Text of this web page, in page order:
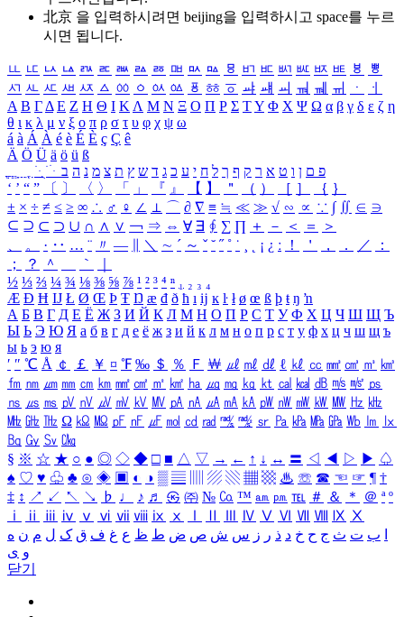
北京 을 입력하시려면 beijing을 입력하시고 space를 누르
시면 됩니다.
ㅥ ㅦ ㅧ ㅨ ㅩ ㅪ ㅫ ㅬ ㅭ ㅮ ㅯ ㅰ ㅱ ㅲ ㅳ ㅴ ㅵ ㅶ ㅷ ㅸ
ㅹ
ㅺ ㅻ ㅼ ㅽ ㅾ ㅿ ㆀ ㆁ ㆂ ㆃ ㆄ ㆅ ㆆ ㆇ ㆈ ㆉ ㆊ ㆋ ㆌ ㆍ
ㆎ
Α Β ΓΔ Ε Ζ Η Θ Ι ΚΛ Μ Ν Ξ Ο Π Ρ Σ ΤΥ Φ Χ Ψ Ω α β γ δ ε ζ η
θ ι κ λ μ ν ξ ο π ρ σ τ υ φ χ ψ ω
á à Á À é è É È ç Ç ê
Ä Ö Ü ä ö ü ß
ִֶֹ ֻּ ׁׂ פ ם ן ו ט א ר ק ף ך ל ח י ע כ ג ד ש ץ ת צ מ נ ה ב
‘ ’ “ ” 〔 〕 〈 〉 「 」 『 』 【 】 ＂ （ ） ［ ］ ｛ ｝
± × ÷ ≠ ≤ ≥ ∞ ∴ ♂ ♀ ∠ ⊥ ⌒ ∂ ∇ ≡ ≒ ≪ ≫ √ ∽ ∝ ∵ ∫ ∬ ∈ ∋
⊆ ⊇ ⊂ ⊃ ∪ ∩ ∧ ∨ ￢ ⇒ ⇔ ∀ ∃ ∮ ∑ ∏ ＋ － ＜ ＝
＞
、
。 · ‥ … ¨ 〃 ― ＼ ∼ ´ ～ ˇ ˘ ˝ ˚ ˙ ¸ ¡ ¿ ː ！ ＇ ， ． ／
：
；
？ ＾ ｀
½ ⅓ ⅔ ¼ ¾ ⅛ ⅜ ⅝ ⅞ ¹ ² ³ ⁴ ⁿ ₁ ₂ ₃ ₄
Æ Ð Ħ Ĳ Ł Ø Œ Þ Ŧ Ŋ æ đ ð ħ ı ĳ ĸ ŀ ł ø œ ß þ ŧ ŋ ŉ
А Б В Г Д Е Ё Ж З И Й К Л М Н О П Р С Т У Ф Х Ц Ч Ш Щ Ъ
Ы Ь Э Ю Я а б в г д е ё ж з и й к л м н о п р с т у ф х ц ч ш щ ъ
ы ь э ю я
′ ″ ℃ Å ￠ ￡ ￥ ¤ ℉ ‰ ＄ ％ Ｆ ￦ ㎕ ㎖ ㎗ ℓ ㎘ ㏄ ㎣ ㎤ ㎥ ㎦
㎙ ㎚ ㎛ ㎜ ㎝ ㎞ ㎟ ㎠ ㎡ ㎢ ㏊ ㎍ ㎎ ㎏ ㏏ ㎈ ㎉ ㏈ ㎧ ㎨ ㎰
㎱ ㎲ ㎳ ㎴ ㎵ ㎶ ㎷ ㎸ ㎹ ㎀ ㎁ ㎂ ㎃ ㎄ ㎺ ㎻ ㎽ ㎾ ㎿ ㎐ ㎑
㎒ ㎓ ㎔ Ω ㏀ ㏁ ㎊ ㎋ ㎌ ㏖ ㏅ ㎭ ㎮ ㎯ ㏛ ㎩ ㎪ ㎫ ㎬ ㏝ ㏐
㏓
㏃ ㏉ ㏜ ㏆
§ ※ ☆ ★ ○ ● ◎ ◇ ◆ □ ■ △ ▽ → ← ↑ ↓ ↔ 〓 ◁ ◀ ▷ ▶ ♤
♠ ♡ ♥ ♧ ♣ ⊙ ◈ ▣ ◐ ◑ ▒ ▤ ▨ ▧ ▦ ▩ ♨ ☏ ☎ ☜ ☞ ¶ †
‡ ↕ ↗ ↙ ↖ ↘ ♭ ♩ ♪ ♬ ㉿ ㈜ № ㏇ ™ ㏂ ㏘ ℡ ＃ ＆ ＊ ＠ ª º
ⅰ
ⅱ ⅲ ⅳ ⅴ ⅵ ⅶ ⅷ ⅸ ⅹ Ⅳ Ⅴ Ⅵ Ⅶ Ⅷ Ⅸ Ⅹ
ب ت ث ج ح خ د ذ ر ز س ش ص ض ط ظ ع غ ف ق ک ل م ن ه
و ی
닫기